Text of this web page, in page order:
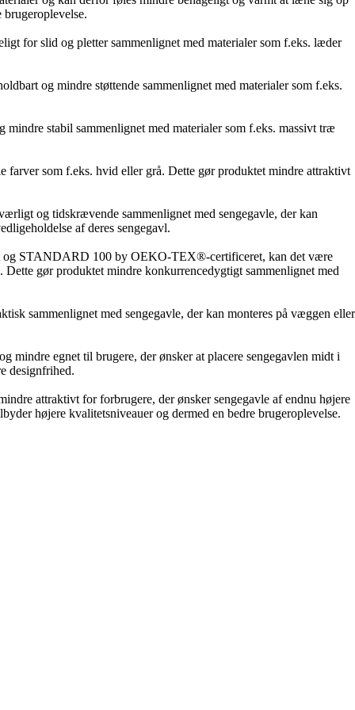
for slid og pletter sammenlignet med materialer som f.eks. læder
og mindre støttende sammenlignet med materialer som f.eks.
stabil sammenlignet med materialer som f.eks. massivt træ
farver som f.eks. hvid eller grå. Dette gør produktet mindre attraktivt
og tidskrævende sammenlignet med sengegavle, der kan
af deres sengegavl.
og STANDARD 100 by OEKO-TEX®-certificeret, kan det være
gør produktet mindre konkurrencedygtigt sammenlignet med
sammenlignet med sengegavle, der kan monteres på væggen eller
mindre egnet til brugere, der ønsker at placere sengegavlen midt i
designfrihed.
attraktivt for forbrugere, der ønsker sengegavle af endnu højere
højere kvalitetsniveauer og dermed en bedre brugeroplevelse.